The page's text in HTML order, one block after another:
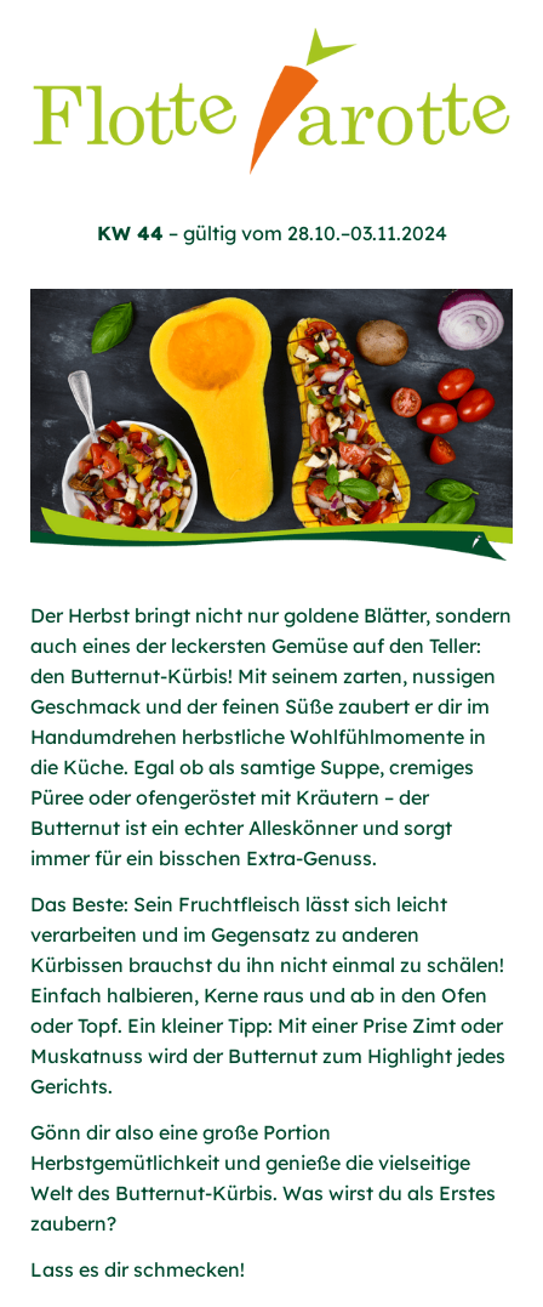
KW 44 – gültig vom 28.10.–03.11.2024
Der Herbst bringt nicht nur goldene Blätter, sondern
auch eines der leckersten Gemüse auf den Teller:
den Butternut-Kürbis! Mit seinem zarten, nussigen
Geschmack und der feinen Süße zaubert er dir im
Handumdrehen herbstliche Wohlfühlmomente in
die Küche. Egal ob als samtige Suppe, cremiges
Püree oder ofengeröstet mit Kräutern – der
Butternut ist ein echter Alleskönner und sorgt
immer für ein bisschen Extra-Genuss.
Das Beste: Sein Fruchtfleisch lässt sich leicht
verarbeiten und im Gegensatz zu anderen
Kürbissen brauchst du ihn nicht einmal zu schälen!
Einfach halbieren, Kerne raus und ab in den Ofen
oder Topf. Ein kleiner Tipp: Mit einer Prise Zimt oder
Muskatnuss wird der Butternut zum Highlight jedes
Gerichts.
Gönn dir also eine große Portion
Herbstgemütlichkeit und genieße die vielseitige
Welt des Butternut-Kürbis. Was wirst du als Erstes
zaubern?
Lass es dir schmecken!